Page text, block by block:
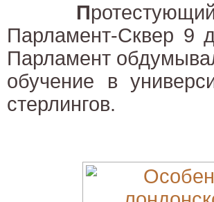
П
Парламент-Сквер 9
Парламент
обучение в
стерлингов.